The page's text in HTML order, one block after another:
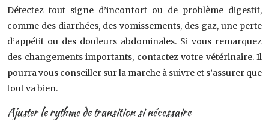
Détectez tout signe d’inconfort ou de problème digestif,
comme des diarrhées, des vomissements, des gaz, une perte
d’appétit ou des douleurs abdominales. Si vous remarquez
des changements importants, contactez votre vétérinaire. Il
pourra vous conseiller sur la marche à suivre et s’assurer que
tout va bien.
Ajuster le rythme de transition si nécessaire